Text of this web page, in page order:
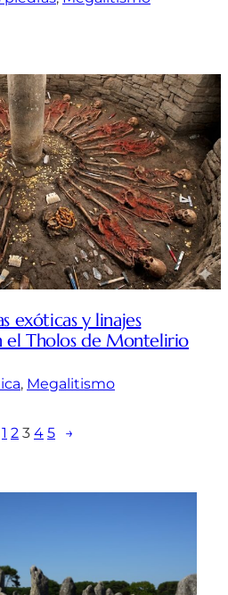
exóticas y linajes
el Tholos de Montelirio
, Megalitismo
1 2 3 4 5 →